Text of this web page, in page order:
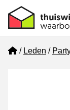
Home
Leden